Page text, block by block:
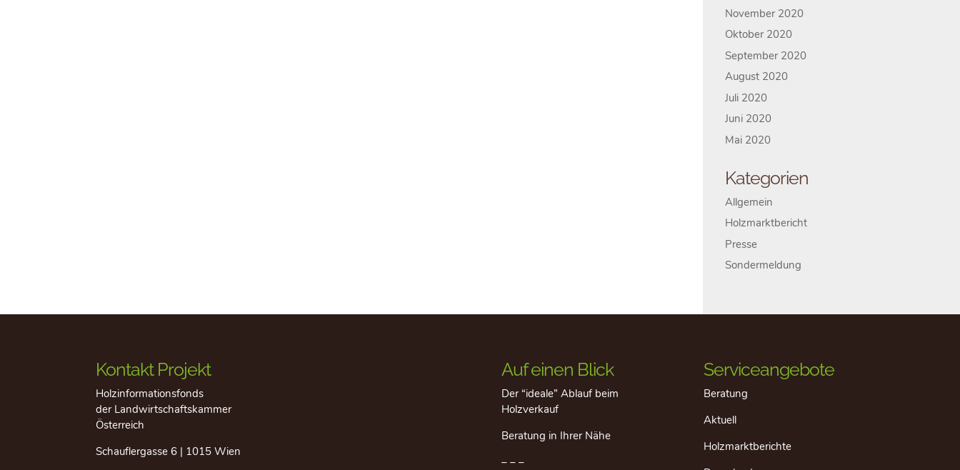
November 2020
Oktober 2020
September 2020
August 2020
Juli 2020
Juni 2020
Mai 2020
Kategorien
Allgemein
Holzmarktbericht
Presse
Sondermeldung
Kontakt Projekt
Holzinformationsfonds
der Landwirtschaftskammer
Österreich
Schauflergasse 6 | 1015 Wien
Auf einen Blick
Der “ideale” Ablauf beim
Holzverkauf
Beratung in Ihrer Nähe
– – –
Serviceangebote
Beratung
Aktuell
Holzmarktberichte